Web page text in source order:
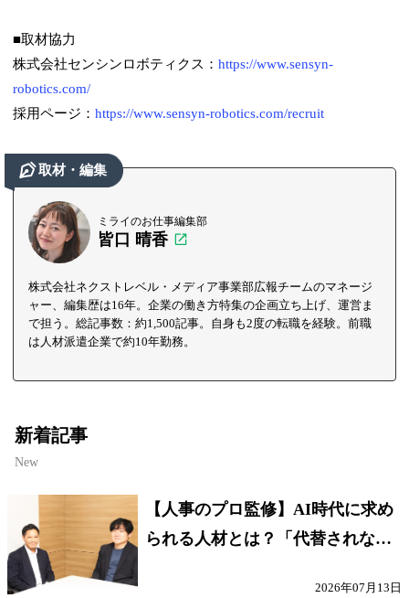
■取材協力
株式会社センシンロボティクス：https://www.sensyn-
robotics.com/
採用ページ：https://www.sensyn-robotics.com/recruit
取材・編集
ミライのお仕事編集部
皆口 晴香
株式会社ネクストレベル・メディア事業部広報チームのマネージ
ャー、編集歴は16年。企業の働き方特集の企画立ち上げ、運営ま
で担う。総記事数：約1,500記事。自身も2度の転職を経験。前職
は人材派遣企業で約10年勤務。
新着記事
New
【人事のプロ監修】AI時代に求め
られる人材とは？「代替されない
2026年07月13日